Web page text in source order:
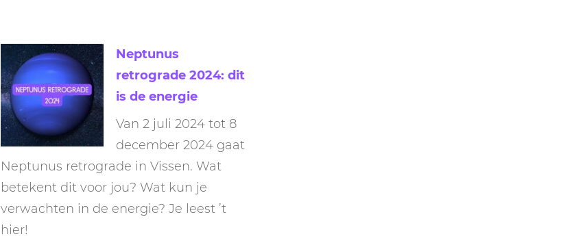
Neptunus
retrograde 2024: dit
is de energie
Van 2 juli 2024 tot 8
december 2024 gaat
Neptunus retrograde in Vissen. Wat
betekent dit voor jou? Wat kun je
verwachten in de energie? Je leest ’t
hier!